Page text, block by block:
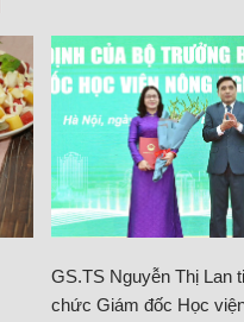
GS.TS Nguyễn Thị Lan
chức Giám đốc Học